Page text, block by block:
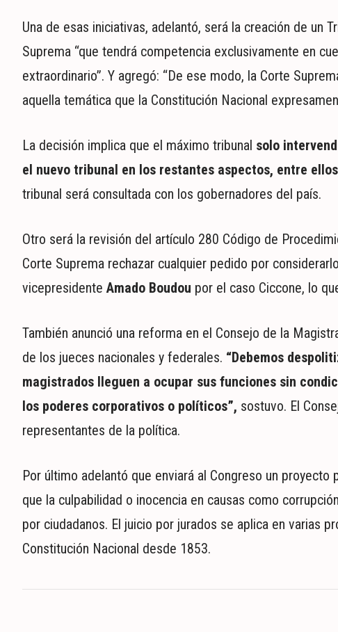
Una de esas iniciativas, adelantó, será la creación de un
Suprema “que tendrá competencia exclusivamente en
extraordinario”. Y agregó: “De ese modo, la Corte
aquella temática que la Constitución Nacional
La decisión implica que el máximo tribunal solo
el nuevo tribunal en los restantes aspectos, entre
tribunal será consultada con los gobernadores del país.
Otro será la revisión del artículo 280 Código de
Corte Suprema rechazar cualquier pedido por
vicepresidente Amado Boudou por el caso Ciccone, lo
También anunció una reforma en el Consejo de la
de los jueces nacionales y federales. “Debemos
magistrados lleguen a ocupar sus funciones sin
los poderes corporativos o políticos”, sostuvo. El
representantes de la política.
Por último adelantó que enviará al Congreso un
que la culpabilidad o inocencia en causas como
por ciudadanos. El juicio por jurados se aplica en varias
Constitución Nacional desde 1853.